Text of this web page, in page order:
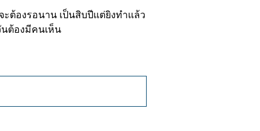
ะต้องรอนาน เป็นสิบปีแต่ยิงทำแล้ว
นต้องมีคนเห็น